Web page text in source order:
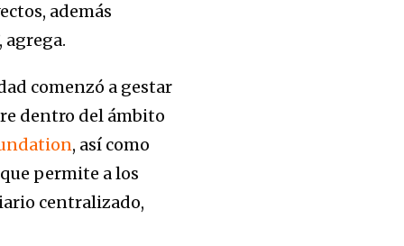
además
agrega.
comenzó a gestar
dentro del ámbito
, así como
permite a los
centralizado,